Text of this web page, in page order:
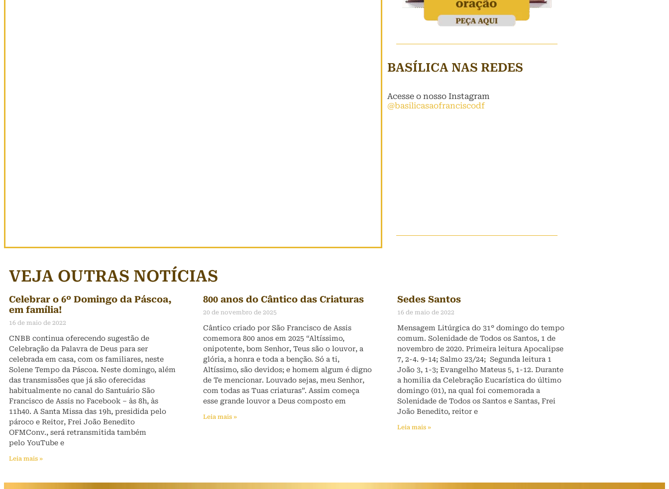
BASÍLICA NAS REDES
Acesse o nosso Instagram
@basilicasaofranciscodf
VEJA OUTRAS NOTÍCIAS
Celebrar o 6º Domingo da Páscoa,
em família!
16 de maio de 2022
CNBB continua oferecendo sugestão de
Celebração da Palavra de Deus para ser
celebrada em casa, com os familiares, neste
Solene Tempo da Páscoa. Neste domingo, além
das transmissões que já são oferecidas
habitualmente no canal do Santuário São
Francisco de Assis no Facebook – às 8h, às
11h40. A Santa Missa das 19h, presidida pelo
pároco e Reitor, Frei João Benedito
OFMConv., será retransmitida também
pelo YouTube e
Leia mais »
800 anos do Cântico das Criaturas
20 de novembro de 2025
Cântico criado por São Francisco de Assis
comemora 800 anos em 2025 “Altíssimo,
onipotente, bom Senhor, Teus são o louvor, a
glória, a honra e toda a benção. Só a ti,
Altíssimo, são devidos; e homem algum é digno
de Te mencionar. Louvado sejas, meu Senhor,
com todas as Tuas criaturas”. Assim começa
esse grande louvor a Deus composto em
Leia mais »
Sedes Santos
16 de maio de 2022
Mensagem Litúrgica do 31° domingo do tempo
comum. Solenidade de Todos os Santos, 1 de
novembro de 2020. Primeira leitura Apocalipse
7, 2-4. 9-14; Salmo 23/24; Segunda leitura 1
João 3, 1-3; Evangelho Mateus 5, 1-12. Durante
a homilia da Celebração Eucarística do último
domingo (01), na qual foi comemorada a
Solenidade de Todos os Santos e Santas, Frei
João Benedito, reitor e
Leia mais »